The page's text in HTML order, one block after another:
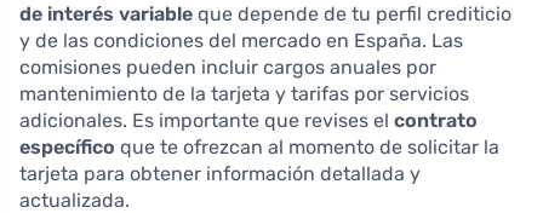
de interés variable que depende de tu perfil crediticio
y de las condiciones del mercado en España. Las
comisiones pueden incluir cargos anuales por
mantenimiento de la tarjeta y tarifas por servicios
adicionales. Es importante que revises el contrato
específico que te ofrezcan al momento de solicitar la
tarjeta para obtener información detallada y
actualizada.